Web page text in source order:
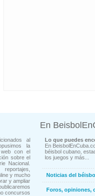
al
la
con el
sobre el
Nacional.
y mucho
y ampliar
concursos
En
Lo que puedes
En
béisbol cubano,
los juegos y más...
Noticias del
Foros, opiniones,